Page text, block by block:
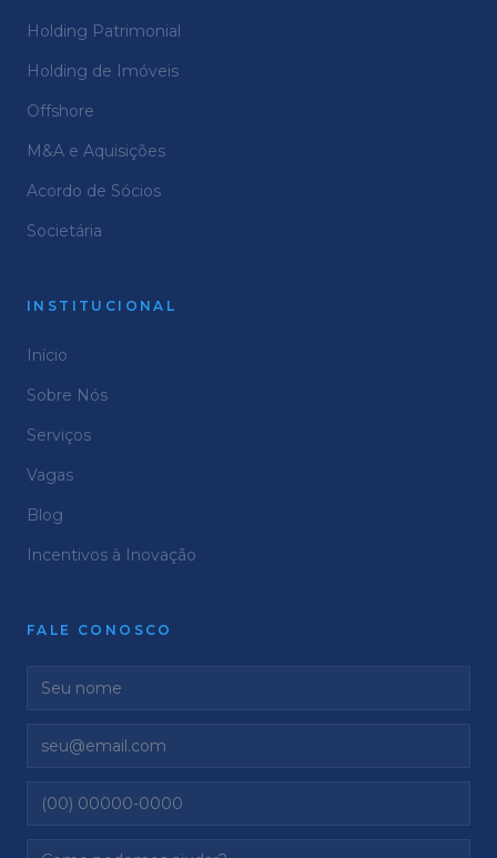
Holding Patrimonial
Holding de Imóveis
Offshore
M&A e Aquisições
Acordo de Sócios
Societária
INSTITUCIONAL
Início
Sobre Nós
Serviços
Vagas
Blog
Incentivos à Inovação
FALE CONOSCO